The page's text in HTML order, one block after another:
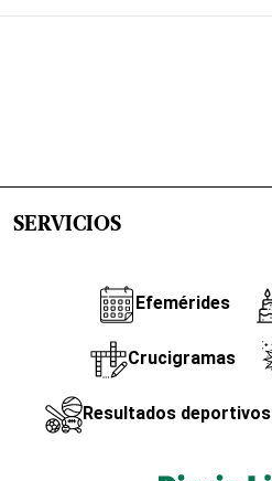
SERVICIOS
Efemérides
Crucigramas
Resultados deportivos